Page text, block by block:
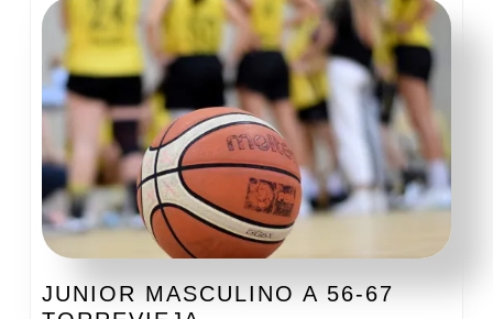
JUNIOR MASCULINO A 56-67